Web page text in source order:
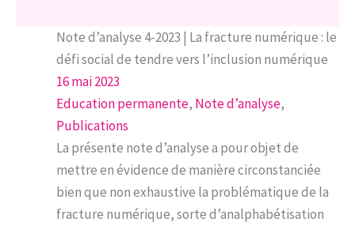
Note d’analyse 4-2023 | La fracture numérique : le
défi social de tendre vers l’inclusion numérique
16 mai 2023
Education permanente, Note d’analyse
Publications
La présente note d’analyse a pour objet de
mettre en évidence de manière circonstanciée
bien que non exhaustive la problématique de la
fracture numérique, sorte d’analphabétisation